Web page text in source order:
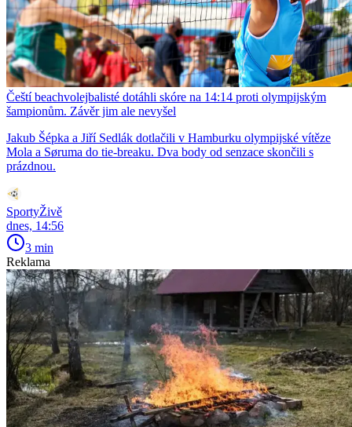
Čeští beachvolejbalisté dotáhli skóre na 14:14 proti olympijským
šampionům. Závěr jim ale nevyšel
Jakub Šépka a Jiří Sedlák dotlačili v Hamburku olympijské vítěze
Mola a Søruma do tie-breaku. Dva body od senzace skončili s
prázdnou.
SportyŽivě
dnes, 14:56
3 min
Reklama